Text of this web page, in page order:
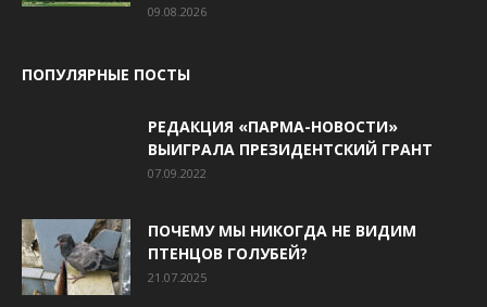
09.08.2026
ПОПУЛЯРНЫЕ ПОСТЫ
РЕДАКЦИЯ «ПАРМА-НОВОСТИ»
ВЫИГРАЛА ПРЕЗИДЕНТСКИЙ ГРАНТ
07.09.2022
ПОЧЕМУ МЫ НИКОГДА НЕ ВИДИМ
ПТЕНЦОВ ГОЛУБЕЙ?
21.07.2025